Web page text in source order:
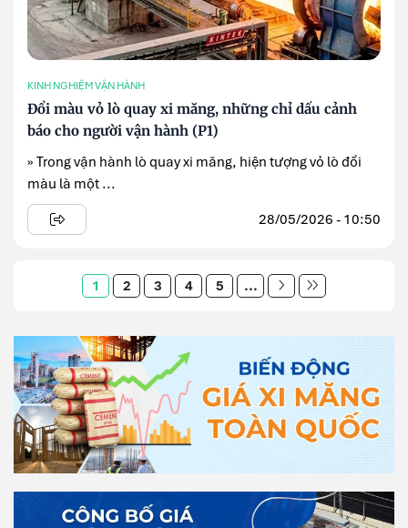
KINH NGHIỆM VẬN HÀNH
Đổi màu vỏ lò quay xi măng, những chỉ dấu cảnh
báo cho người vận hành (P1)
» Trong vận hành lò quay xi măng, hiện tượng vỏ lò đổi
màu là một ...
28/05/2026 - 10:50
1 2 3 4 5 ...